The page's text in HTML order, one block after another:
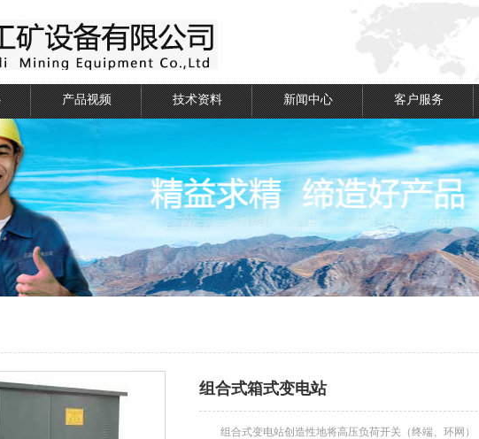
产品视频 技术资料 新闻中心 客户服务
组合式箱式变电站
组合式变电站创造性地将高压负荷开关（终端、环网）